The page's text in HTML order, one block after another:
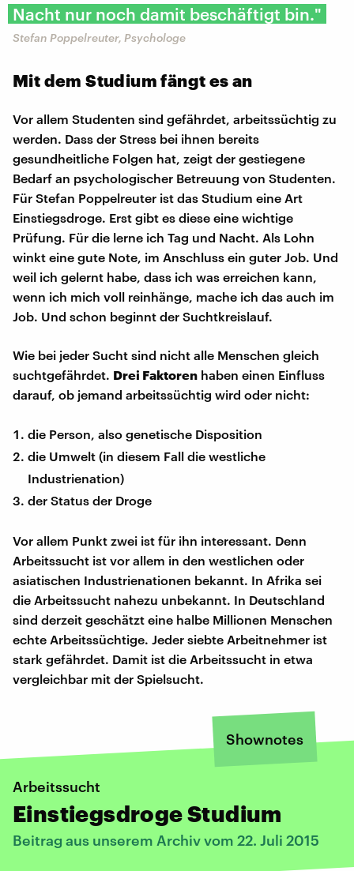
Nacht nur noch damit beschäftigt bin."
Stefan Poppelreuter, Psychologe
Mit dem Studium fängt es an
Vor allem Studenten sind gefährdet, arbeitssüchtig zu
werden. Dass der Stress bei ihnen bereits
gesundheitliche Folgen hat, zeigt der gestiegene
Bedarf an psychologischer Betreuung von Studenten.
Für Stefan Poppelreuter ist das Studium eine Art
Einstiegsdroge. Erst gibt es diese eine wichtige
Prüfung. Für die lerne ich Tag und Nacht. Als Lohn
winkt eine gute Note, im Anschluss ein guter Job. Und
weil ich gelernt habe, dass ich was erreichen kann,
wenn ich mich voll reinhänge, mache ich das auch im
Job. Und schon beginnt der Suchtkreislauf.
Wie bei jeder Sucht sind nicht alle Menschen gleich
suchtgefährdet. Drei Faktoren haben einen Einfluss
darauf, ob jemand arbeitssüchtig wird oder nicht:
die Person, also genetische Disposition
die Umwelt (in diesem Fall die westliche
Industrienation)
der Status der Droge
Vor allem Punkt zwei ist für ihn interessant. Denn
Arbeitssucht ist vor allem in den westlichen oder
asiatischen Industrienationen bekannt. In Afrika sei
die Arbeitssucht nahezu unbekannt. In Deutschland
sind derzeit geschätzt eine halbe Millionen Menschen
echte Arbeitssüchtige. Jeder siebte Arbeitnehmer ist
stark gefährdet. Damit ist die Arbeitssucht in etwa
vergleichbar mit der Spielsucht.
Shownotes
Arbeitssucht
Einstiegsdroge Studium
Beitrag aus unserem Archiv vom 22. Juli 2015